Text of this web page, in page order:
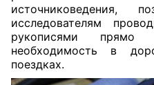
источниковедения,
исследователям
рукописями прямо
необходимость в
поездках.